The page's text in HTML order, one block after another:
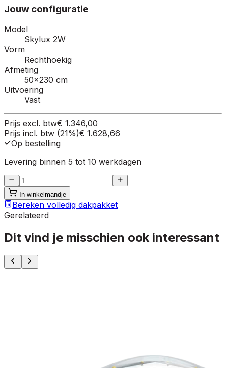
Jouw configuratie
Model
Skylux 2W
Vorm
Rechthoekig
Afmeting
50×230 cm
Uitvoering
Vast
Prijs excl. btw€ 1.346,00
Prijs incl. btw (21%)€ 1.628,66
Op bestelling
Levering binnen 5 tot 10 werkdagen
In winkelmandje
Bereken volledig dakpakket
Gerelateerd
Dit vind je misschien ook interessant